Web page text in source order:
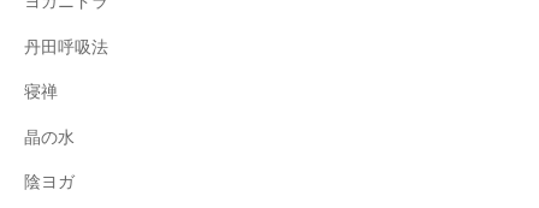
丹田呼吸法
寝禅
晶の水
陰ヨガ